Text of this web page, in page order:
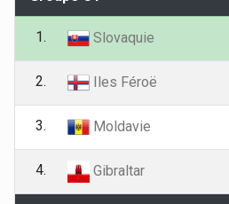
1. Slovaquie
2. Iles Féroë
3. Moldavie
4. Gibraltar